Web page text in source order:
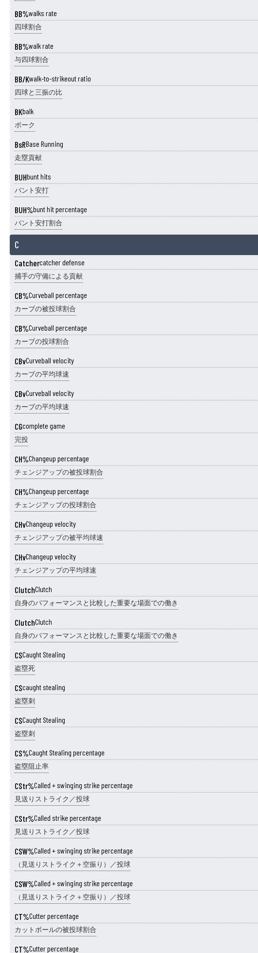
BB%walks rate
四球割合
BB%walk rate
与四球割合
BB/Kwalk-to-strikeout ratio
四球と三振の比
BKbalk
ボーク
BsRBase Running
走塁貢献
BUHbunt hits
バント安打
BUH%bunt hit percentage
バント安打割合
C
Catchercatcher defense
捕手の守備による貢献
CB%Curveball percentage
カーブの被投球割合
CB%Curveball percentage
カーブの投球割合
CBvCurveball velocity
カーブの平均球速
CBvCurveball velocity
カーブの平均球速
CGcomplete game
完投
CH%Changeup percentage
チェンジアップの被投球割合
CH%Changeup percentage
チェンジアップの投球割合
CHvChangeup velocity
チェンジアップの被平均球速
CHvChangeup velocity
チェンジアップの平均球速
ClutchClutch
自身のパフォーマンスと比較した重要な場面での働き
ClutchClutch
自身のパフォーマンスと比較した重要な場面での働き
CSCaught Stealing
盗塁死
CScaught stealing
盗塁刺
CSCaught Stealing
盗塁刺
CS%Caught Stealing percentage
盗塁阻止率
CStr%Called + swinging strike percentage
見送りストライク／投球
CStr%Called strike percentage
見送りストライク／投球
CSW%Called + swinging strike percentage
（見送りストライク＋空振り）／投球
CSW%Called + swinging strike percentage
（見送りストライク＋空振り）／投球
CT%Cutter percentage
カットボールの被投球割合
CT%Cutter percentage